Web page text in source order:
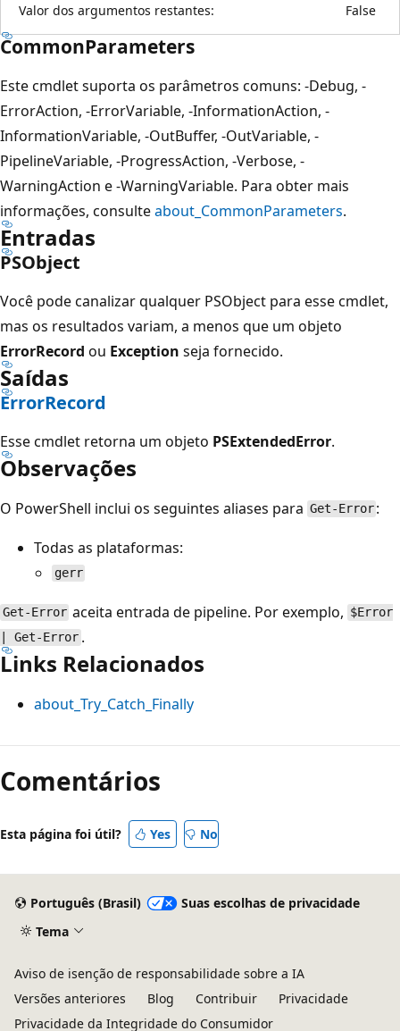
Valor dos argumentos restantes: False
CommonParameters
Este cmdlet suporta os parâmetros comuns: -Debug, -
ErrorAction, -ErrorVariable, -InformationAction, -
InformationVariable, -OutBuffer, -OutVariable, -
PipelineVariable, -ProgressAction, -Verbose, -
WarningAction e -WarningVariable. Para obter mais
informações, consulteabout_CommonParameters.
Entradas
PSObject
Você pode canalizar qualquer PSObject para esse cmdlet,
mas os resultados variam, a menos que um objeto
ErrorRecord ou Exception seja fornecido.
Saídas
ErrorRecord
Esse cmdlet retorna um objeto PSExtendedError.
Observações
O PowerShell inclui os seguintes aliases para Get-Error :
Todas as plataformas:
gerr
Get-Error aceita entrada de pipeline. Por exemplo, $Error
| Get-Error .
Links Relacionados
about_Try_Catch_Finally
Comentários
Esta página foi útil? Yes No
Português (Brasil)
Suas escolhas de privacidade
Tema
Aviso de isenção de responsabilidade sobre a IA
Versões anteriores
Blog Contribuir
Privacidade
Privacidade da Integridade do Consumidor